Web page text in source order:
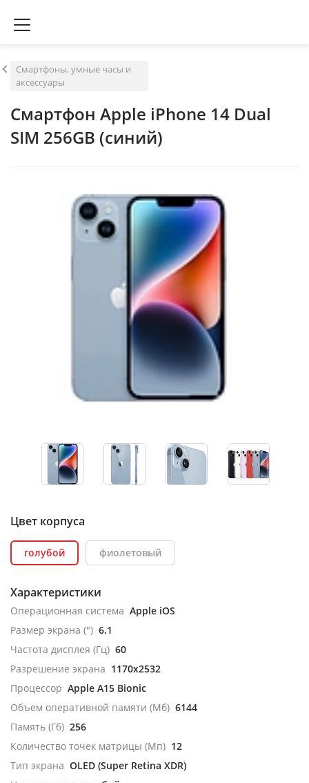
Смартфоны, умные часы и
аксессуары
Смартфон Apple iPhone 14 Dual
SIM 256GB (синий)
Цвет корпуса
голубой фиолетовый
Характеристики
Операционная система Apple iOS
Размер экрана (") 6.1
Частота дисплея (Гц) 60
Разрешение экрана 1170x2532
Процессор Apple A15 Bionic
Объем оперативной памяти (Мб) 6144
Память (Гб) 256
Количество точек матрицы (Мп) 12
Тип экрана OLED (Super Retina XDR)